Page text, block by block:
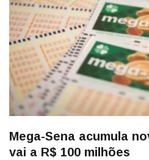
Mega-Sena acumula
vai a R$ 100 milhões